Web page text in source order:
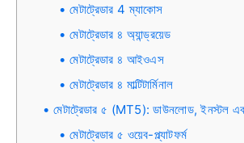
মেটাট্রেডার 4 ম্যাকোস
মেটাট্রেডার ৪ অ্যান্ড্রয়েড
মেটাট্রেডার ৪ আইওএস
মেটাট্রেডার ৪ মাল্টিটার্মিনাল
মেটাট্রেডার ৫ (MT5): ডাউনলোড, ইনস্টল
মেটাট্রেডার ৫ ওয়েব-প্ল্যাটফর্ম